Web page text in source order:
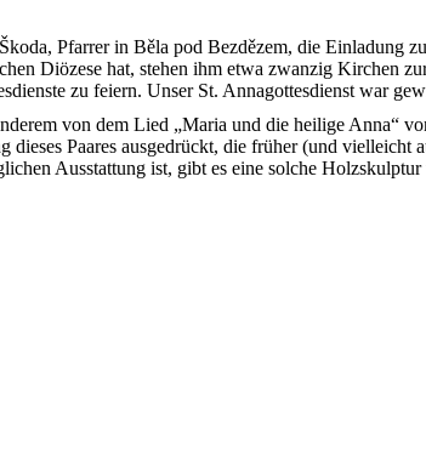
Pfarrer in Běla pod Bezdězem, die Einladung
Diözese hat, stehen ihm etwa zwanzig Kirchen
zu feiern. Unser St. Annagottesdienst war
von dem Lied „Maria und die heilige Anna“
dieses Paares ausgedrückt, die früher (und
Ausstattung ist, gibt es eine solche